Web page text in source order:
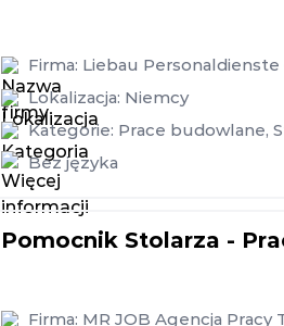
Firma: Liebau Personaldienste
Lokalizacja: Niemcy
Kategorie: Prace budowlane,
Bez języka
Pomocnik Stolarza -
Firma: MR JOB Agencja Pracy